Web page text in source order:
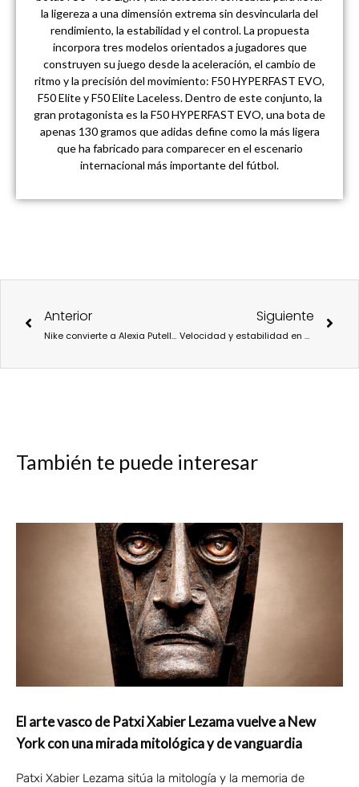
la ligereza a una dimensión extrema sin desvincularla del
rendimiento, la estabilidad y el control. La propuesta
incorpora tres modelos orientados a jugadores que
construyen su juego desde la aceleración, el cambio de
ritmo y la precisión del movimiento: F50 HYPERFAST EVO,
F50 Elite y F50 Elite Laceless. Dentro de este conjunto, la
gran protagonista es la F50 HYPERFAST EVO, una bota de
apenas 130 gramos que adidas define como la más ligera
que ha fabricado para comparecer en el escenario
internacional más importante del fútbol.
Anterior
Nike convierte a Alexia Putellas en relato: las primeras Phantom 6 exclusivas de una reina
Siguiente
Velocidad y estabilidad en una sola zapatilla: así es la nueva Adizero Dropset Elite de adidas
También te puede interesar
El arte vasco de Patxi Xabier Lezama vuelve a New
York con una mirada mitológica y de vanguardia
Patxi Xabier Lezama sitúa la mitología y la memoria de